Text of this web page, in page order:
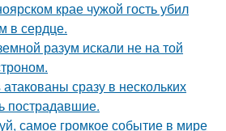
крае чужой гость убил
в сердце.
разум искали не на той
сразу в нескольких
пострадавшие.
самое громкое событие в мире